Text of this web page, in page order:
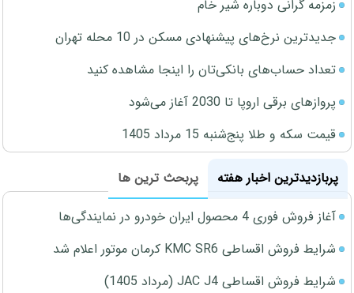
زمزمه گرانی دوباره شیر خام
جدیدترین نرخ‌های پیشنهادی مسکن در 10 محله تهران
تعداد حساب‌های بانکی‌تان را اینجا مشاهده کنید
پروازهای برقی اروپا تا 2030 آغاز می‌شود
قیمت سکه و طلا پنج‌شنبه 15 مرداد 1405
پربازدیدترین اخبار هفته
پربحث ترین ها
آغاز فروش فوری 4 محصول ایران خودرو در نمایندگی‌ها
شرایط فروش اقساطی KMC SR6 کرمان موتور اعلام شد
شرایط فروش اقساطی JAC J4 (مرداد 1405)